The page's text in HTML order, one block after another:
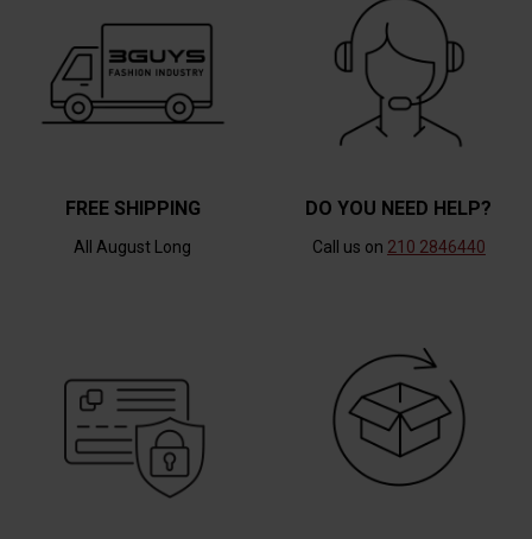
FREE SHIPPING
All August Long
DO YOU NEED HELP?
Call us on 210 2846440